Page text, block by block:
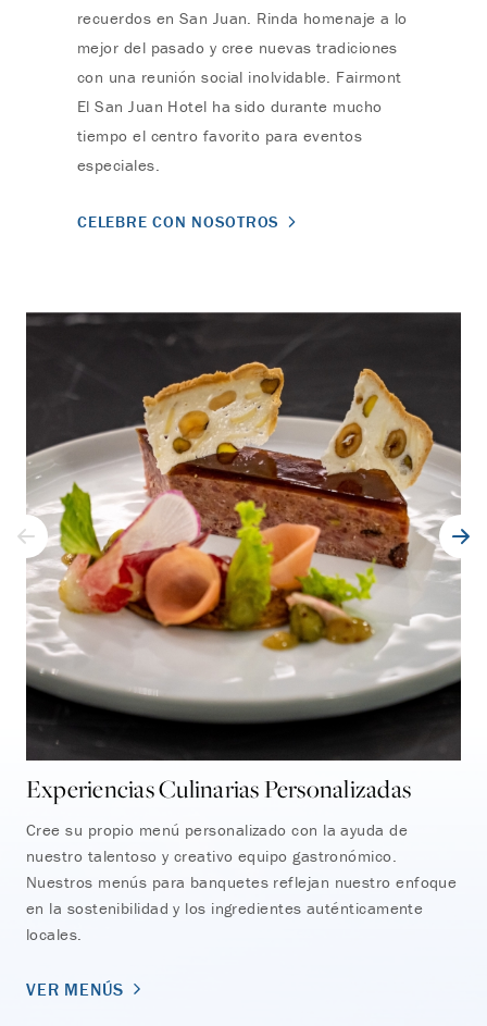
recuerdos en San Juan. Rinda homenaje a lo
mejor del pasado y cree nuevas tradiciones
con una reunión social inolvidable. Fairmont
El San Juan Hotel ha sido durante mucho
tiempo el centro favorito para eventos
especiales.
CELEBRE CON NOSOTROS
Experiencias Culinarias Personalizadas
Cree su propio menú personalizado con la ayuda de
nuestro talentoso y creativo equipo gastronómico.
Nuestros menús para banquetes reflejan nuestro enfoque
en la sostenibilidad y los ingredientes auténticamente
locales.
VER MENÚS